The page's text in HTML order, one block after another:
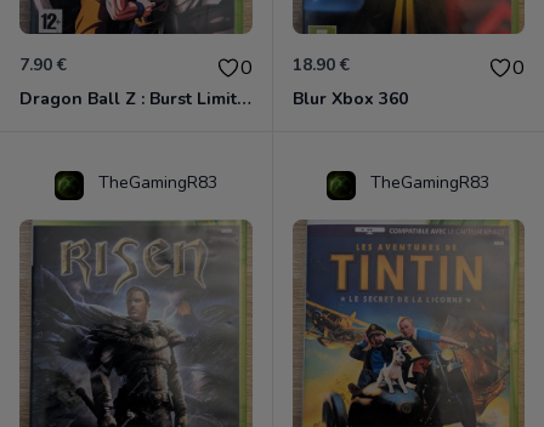
7.90 € 0
Dragon Ball Z : Burst Limit Xbox 360
18.90 € 0
Blur Xbox 360
TheGamingR83 TheGamingR83